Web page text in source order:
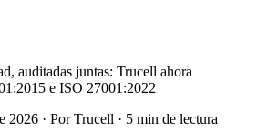
auditadas juntas: Trucell ahora
e ISO 27001:2022
2026 · Por Trucell · 5 min de lectura